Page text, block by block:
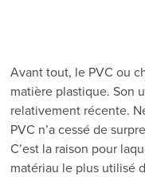
Avant tout, le PVC ou
matière plastique. Son
relativement récente.
PVC n’a cessé de
C’est la raison pour
matériau le plus utilisé